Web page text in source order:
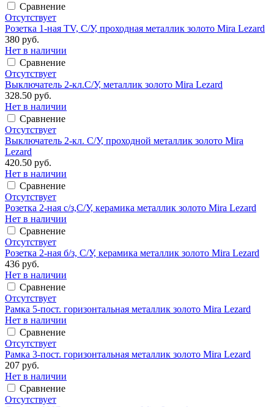
Сравнение
Отсутствует
Розетка 1-ная TV, С/У, проходная металлик золото Mira Lezard
380 руб.
Нет в наличии
Сравнение
Отсутствует
Выключатель 2-кл.С/У, металлик золото Mira Lezard
328.50 руб.
Нет в наличии
Сравнение
Отсутствует
Выключатель 2-кл. С/У, проходной металлик золото Mira
Lezard
420.50 руб.
Нет в наличии
Сравнение
Отсутствует
Розетка 2-ная с/з,С/У, керамика металлик золото Mira Lezard
Нет в наличии
Сравнение
Отсутствует
Розетка 2-ная б/з, С/У, керамика металлик золото Mira Lezard
436 руб.
Нет в наличии
Сравнение
Отсутствует
Рамка 5-пост. горизонтальная металлик золото Mira Lezard
Нет в наличии
Сравнение
Отсутствует
Рамка 3-пост. горизонтальная металлик золото Mira Lezard
207 руб.
Нет в наличии
Сравнение
Отсутствует